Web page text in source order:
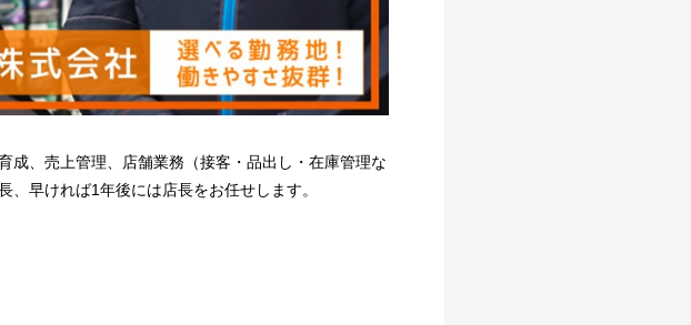
成、売上管理、店舗業務（接客・品出し・在庫管理な
早ければ1年後には店長をお任せします。